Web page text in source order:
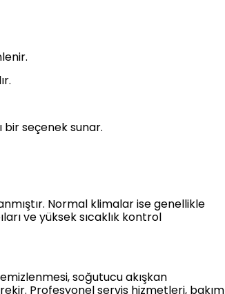
bir seçenek sunar.
Normal klimalar ise genellikle
ve yüksek sıcaklık kontrol
soğutucu akışkan
Profesyonel servis hizmetleri, bakım